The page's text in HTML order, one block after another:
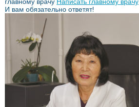
И вам обязательно ответят!